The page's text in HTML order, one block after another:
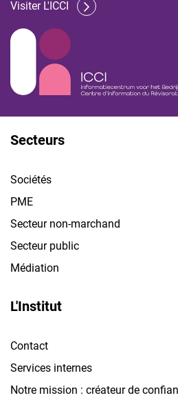
Visiter L'ICCI
Secteurs
Sociétés
PME
Secteur non-marchand
Secteur public
Médiation
L'Institut
Contact
Services internes
Notre mission : créateur de